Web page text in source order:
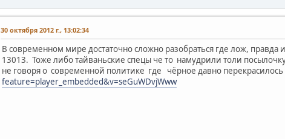
30 октября 2012 г., 13:02:34
В современном мире достаточно сложно разобраться где лож, правда
13013. Тоже либо тайваньские спецы че то намудрили толи
не говоря о современной политике где чёрное давно
feature=player_embedded&v=seGuWDvjWww